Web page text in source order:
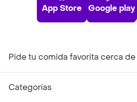
App Store Google play
Pide tu comida favorita cerca de
Categorías